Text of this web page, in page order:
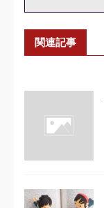
関連記事